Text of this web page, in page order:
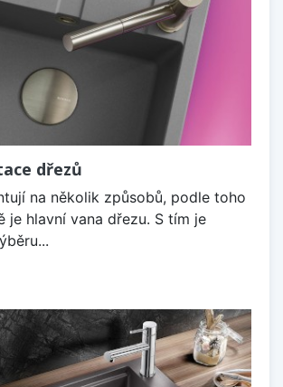
dřezů
na několik způsobů, podle toho
je hlavní vana dřezu. S tím je